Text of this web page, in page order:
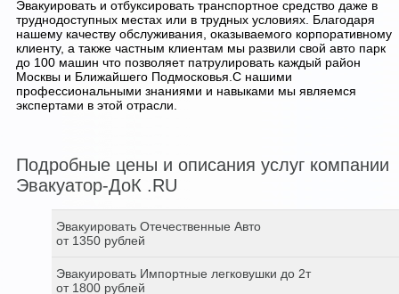
Эвакуировать и отбуксировать транспортное средство даже в
труднодоступных местах или в трудных условиях. Благодаря
нашему качеству обслуживания, оказываемого корпоративному
клиенту, а также частным клиентам мы развили свой авто парк
до 100 машин что позволяет патрулировать каждый район
Москвы и Ближайшего Подмосковья.С нашими
профессиональными знаниями и навыками мы являемся
экспертами в этой отрасли.
Подробные цены и описания услуг компании
Эвакуатор-ДоК .RU
Эвакуировать Отечественные Авто
от 1350 рублей
Эвакуировать Импортные легковушки до 2т
от 1800 рублей